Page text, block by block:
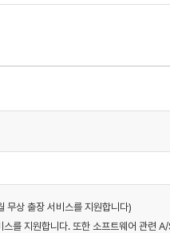
무상 출장 서비스를 지원합니다)
를 지원합니다. 또한 소프트웨어 관련